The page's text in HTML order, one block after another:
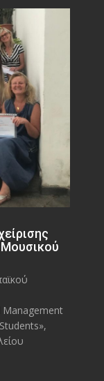
Μουσικού
Management